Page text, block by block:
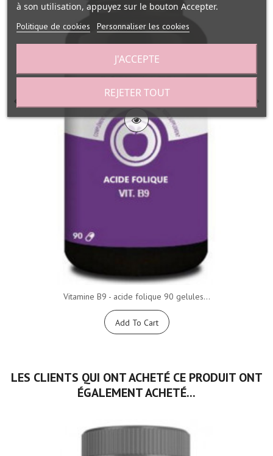
Vitamine B9 - acide folique 90 gelules...
Add To Cart
LES CLIENTS QUI ONT ACHETÉ CE PRODUIT ONT
ÉGALEMENT ACHETÉ...
à son utilisation, appuyez sur le bouton Accepter.
Politique de cookies Personnaliser les cookies
REJETER TOUT
J'ACCEPTE